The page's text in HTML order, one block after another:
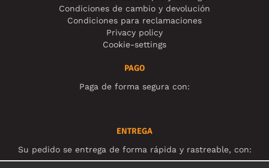
Condiciones de cambio y devolución
Condiciones para reclamaciones
Privacy policy
Cookie-settings
PAGO
Paga de forma segura con:
ENTREGA
Su pedido se entrega de forma rápida y rastreable, con: